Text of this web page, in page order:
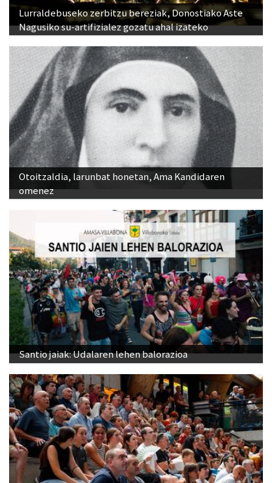
Lurraldebuseko zerbitzu bereziak, Donostiako Aste
Nagusiko su-artifizialez gozatu ahal izateko
Otoitzaldia, larunbat honetan, Ama Kandidaren
omenez
Santio jaiak: Udalaren lehen balorazioa